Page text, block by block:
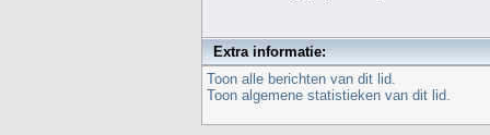
Extra informatie:
Toon alle berichten van dit lid.
Toon algemene statistieken van dit lid.